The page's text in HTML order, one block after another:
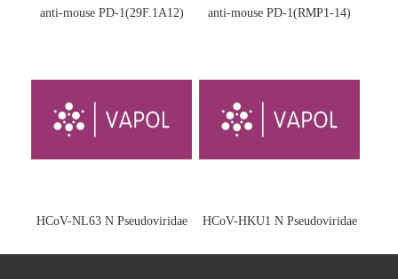
anti-mouse PD-1(29F.1A12) anti-mouse PD-1(RMP1-14)
HCoV-NL63 N Pseudoviridae HCoV-HKU1 N Pseudoviridae